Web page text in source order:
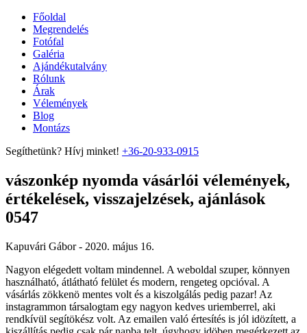
Főoldal
Megrendelés
Fotófal
Galéria
Ajándékutalvány
Rólunk
Árak
Vélemények
Blog
Montázs
Segíthetünk? Hívj minket! +36-20-933-0915
vászonkép nyomda vásárlói vélemények,
értékelések, visszajelzések, ajánlások
0547
Kapuvári Gábor - 2020. május 16.
Nagyon elégedett voltam mindennel. A weboldal szuper, könnyen
használható, átlátható felület és modern, rengeteg opcióval. A
vásárlás zökkenö mentes volt és a kiszolgálás pedig pazar! Az
instagrammon társalogtam egy nagyon kedves uriemberrel, aki
rendkívül segítökész volt. Az emailen való értesítés is jól idözített, a